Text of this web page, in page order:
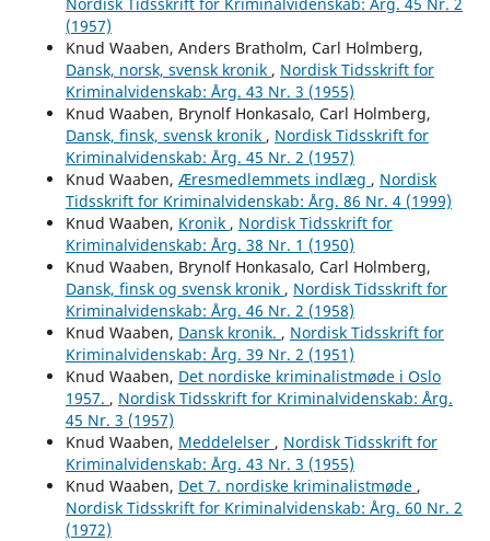
(1957)
Knud Waaben, Anders Bratholm, Carl Holmberg,
Dansk, norsk, svensk kronik , Nordisk Tidsskrift for
Kriminalvidenskab: Årg. 43 Nr. 3 (1955)
Knud Waaben, Brynolf Honkasalo, Carl Holmberg,
Dansk, finsk, svensk kronik , Nordisk Tidsskrift for
Kriminalvidenskab: Årg. 45 Nr. 2 (1957)
Knud Waaben, Æresmedlemmets indlæg , Nordisk
Tidsskrift for Kriminalvidenskab: Årg. 86 Nr. 4 (1999)
Knud Waaben, Kronik , Nordisk Tidsskrift for
Kriminalvidenskab: Årg. 38 Nr. 1 (1950)
Knud Waaben, Brynolf Honkasalo, Carl Holmberg,
Dansk, finsk og svensk kronik , Nordisk Tidsskrift for
Kriminalvidenskab: Årg. 46 Nr. 2 (1958)
Knud Waaben, Dansk kronik. , Nordisk Tidsskrift for
Kriminalvidenskab: Årg. 39 Nr. 2 (1951)
Knud Waaben, Det nordiske kriminalistmøde i Oslo
1957. , Nordisk Tidsskrift for Kriminalvidenskab: Årg.
45 Nr. 3 (1957)
Knud Waaben, Meddelelser , Nordisk Tidsskrift for
Kriminalvidenskab: Årg. 43 Nr. 3 (1955)
Knud Waaben, Det 7. nordiske kriminalistmøde ,
Nordisk Tidsskrift for Kriminalvidenskab: Årg. 60 Nr. 2
(1972)